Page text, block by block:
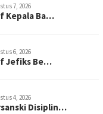
7, 2026
Kepala Ba…
6, 2026
Jefiks Be…
4, 2026
Disiplin…